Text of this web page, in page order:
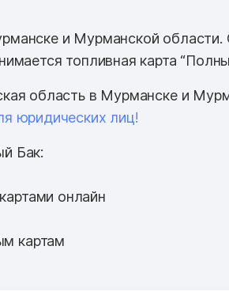
и Мурманской области.
топливная карта
область в Мурманске и
юридических лиц!
Бак:
онлайн
картам